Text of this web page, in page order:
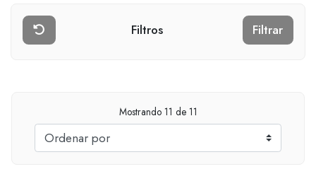
Filtros Filtrar
Mostrando 11 de 11